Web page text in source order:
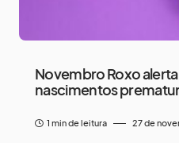
Novembro Roxo
nascimentos
1 min de leitura 27 de